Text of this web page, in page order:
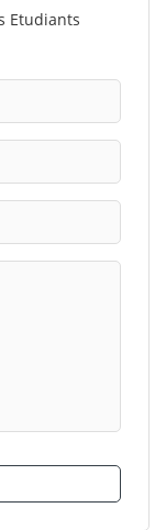
Etudiants